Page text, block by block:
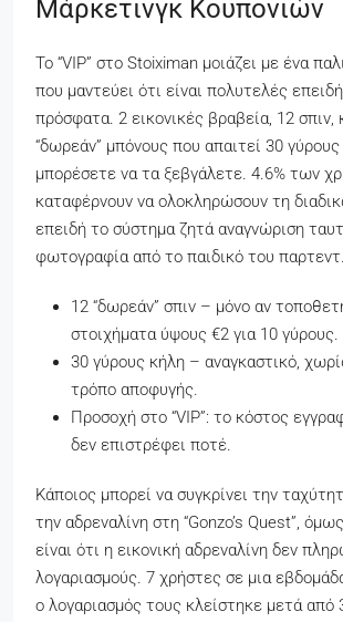
Μάρκετινγκ Κουπονιών
Το “VIP” στο Stoiximan μοιάζει με ένα
που μαντεύει ότι είναι πολυτελές
πρόσφατα. 2 εικονικές βραβεία, 12 σπιν,
“δωρεάν” μπόνους που απαιτεί 30
μπορέσετε να τα ξεβγάλετε. 4.6% των
καταφέρνουν να ολοκληρώσουν τη
επειδή το σύστημα ζητά αναγνώριση
φωτογραφία από το παιδικό του παρτεντ.
12 “δωρεάν” σπιν – μόνο αν
στοιχήματα ύψους €2 για 10 γύρους.
30 γύρους κήλη – αναγκαστικό,
τρόπο αποφυγής.
Προσοχή στο “VIP”: το κόστος
δεν επιστρέφει ποτέ.
Κάποιος μπορεί να συγκρίνει την
την αδρεναλίνη στη “Gonzo’s Quest”,
είναι ότι η εικονική αδρεναλίνη δεν
λογαριασμούς. 7 χρήστες σε μια
ο λογαριασμός τους κλείστηκε μετά από